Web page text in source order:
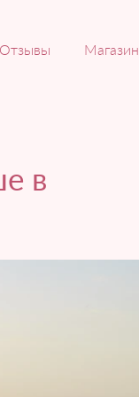
Отзывы Магазин
в